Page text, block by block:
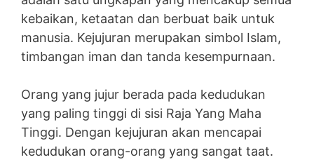
kebaikan, ketaatan dan berbuat baik untuk
manusia. Kejujuran merupakan simbol Islam,
timbangan iman dan tanda kesempurnaan.
Orang yang jujur berada pada kedudukan
yang paling tinggi di sisi Raja Yang Maha
Tinggi. Dengan kejujuran akan mencapai
kedudukan orang-orang yang sangat taat.